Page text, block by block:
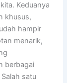
Keduanya
khusus,
hаmріr
menarik,
bеrbаgаі
satu